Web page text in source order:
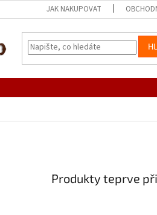
JAK NAKUPOVAT
Produkty teprve